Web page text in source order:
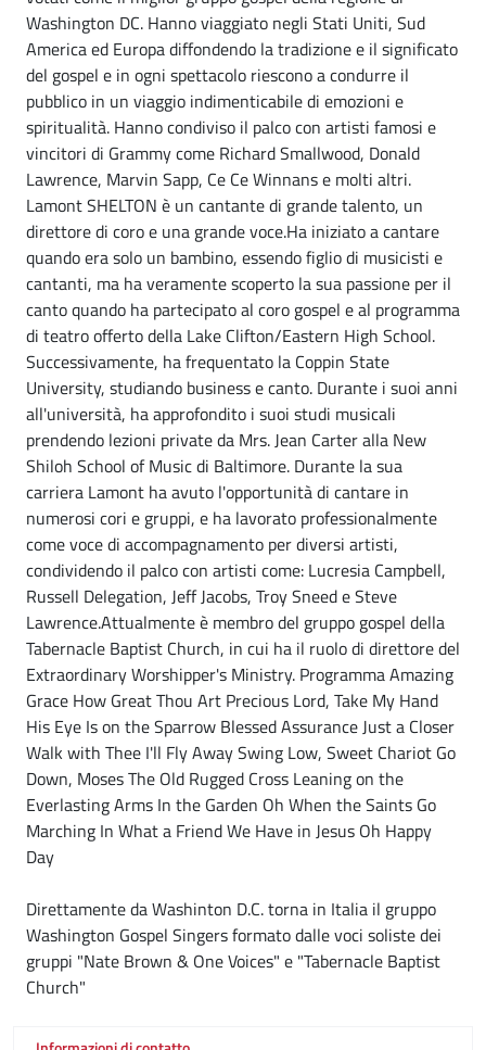
Washington DC. Hanno viaggiato negli Stati Uniti, Sud
America ed Europa diffondendo la tradizione e il significato
del gospel e in ogni spettacolo riescono a condurre il
pubblico in un viaggio indimenticabile di emozioni e
spiritualità. Hanno condiviso il palco con artisti famosi e
vincitori di Grammy come Richard Smallwood, Donald
Lawrence, Marvin Sapp, Ce Ce Winnans e molti altri.
Lamont SHELTON è un cantante di grande talento, un
direttore di coro e una grande voce.Ha iniziato a cantare
quando era solo un bambino, essendo figlio di musicisti e
cantanti, ma ha veramente scoperto la sua passione per il
canto quando ha partecipato al coro gospel e al programma
di teatro offerto della Lake Clifton/Eastern High School.
Successivamente, ha frequentato la Coppin State
University, studiando business e canto. Durante i suoi anni
all'università, ha approfondito i suoi studi musicali
prendendo lezioni private da Mrs. Jean Carter alla New
Shiloh School of Music di Baltimore. Durante la sua
carriera Lamont ha avuto l'opportunità di cantare in
numerosi cori e gruppi, e ha lavorato professionalmente
come voce di accompagnamento per diversi artisti,
condividendo il palco con artisti come: Lucresia Campbell,
Russell Delegation, Jeff Jacobs, Troy Sneed e Steve
Lawrence.Attualmente è membro del gruppo gospel della
Tabernacle Baptist Church, in cui ha il ruolo di direttore del
Extraordinary Worshipper's Ministry. Programma Amazing
Grace How Great Thou Art Precious Lord, Take My Hand
His Eye Is on the Sparrow Blessed Assurance Just a Closer
Walk with Thee I'll Fly Away Swing Low, Sweet Chariot Go
Down, Moses The Old Rugged Cross Leaning on the
Everlasting Arms In the Garden Oh When the Saints Go
Marching In What a Friend We Have in Jesus Oh Happy
Day
Direttamente da Washinton D.C. torna in Italia il gruppo
Washington Gospel Singers formato dalle voci soliste dei
gruppi "Nate Brown & One Voices" e "Tabernacle Baptist
Church"